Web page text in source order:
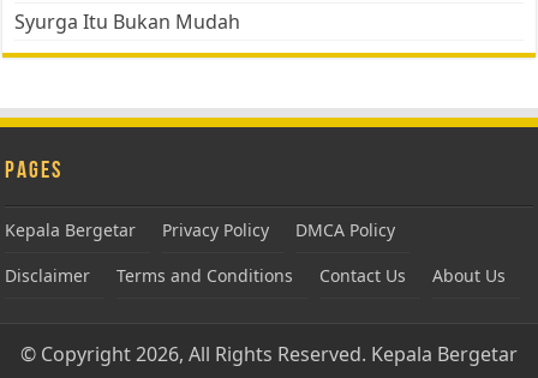
Syurga Itu Bukan Mudah
Pages
Kepala Bergetar Privacy Policy
DMCA Policy
Disclaimer
Terms and Conditions Contact Us About Us
© Copyright 2026, All Rights Reserved. Kepala Bergetar